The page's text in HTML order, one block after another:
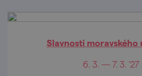
Slavnosti moravského
6. 3. — 7. 3. '27